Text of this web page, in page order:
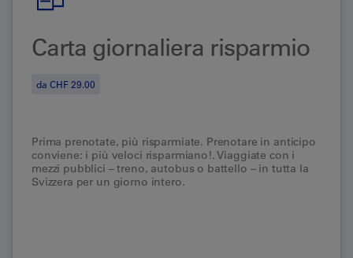
Carta giornaliera risparmio
da CHF 29.00
Prima prenotate, più risparmiate. Prenotare in anticipo
conviene: i più veloci risparmiano!. Viaggiate con i
mezzi pubblici – treno, autobus o battello – in tutta la
Svizzera per un giorno intero.